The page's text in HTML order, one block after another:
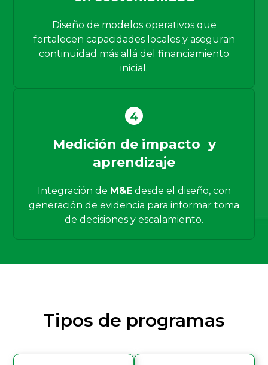
Diseño de modelos operativos que
fortalecen capacidades locales y aseguran
continuidad más allá del financiamiento
inicial.
Medición de impacto y
aprendizaje
Integración de M&Edesde el diseño, con
generación de evidencia para informar toma
de decisiones y escalamiento.
Tipos de programas